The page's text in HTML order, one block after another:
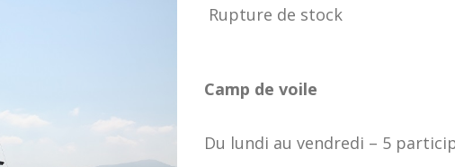
Rupture de stock
Camp de voile
Du lundi au vendredi – 5